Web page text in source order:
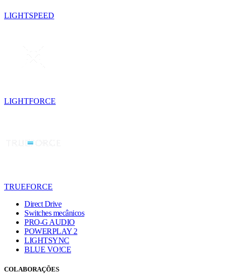
LIGHTSPEED
LIGHTFORCE
TRUEFORCE
Direct Drive
Switches mecânicos
PRO-G AUDIO
POWERPLAY 2
LIGHTSYNC
BLUE VO!CE
COLABORAÇÕES